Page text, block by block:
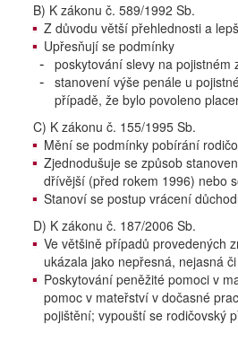
B) K zákonu č. 589/1992 Sb.
Z důvodu větší přehlednosti a
Upřesňují se podmínky
poskytování slevy na pojistném
stanovení výše penále u
případě, že bylo povoleno
C) K zákonu č. 155/1995 Sb.
Mění se podmínky pobírání
Zjednodušuje se způsob
dřívější (před rokem 1996) nebo
Stanoví se postup vrácení
D) K zákonu č. 187/2006 Sb.
Ve většině případů provedených
ukázala jako nepřesná, nejasná
Poskytování peněžité pomoci v
pomoc v mateřství v dočasné
pojištění; vypouští se rodičovský